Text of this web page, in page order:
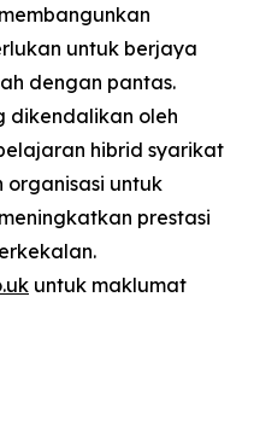
untuk berjaya
dengan pantas.
dikendalikan oleh
hibrid syarikat
organisasi untuk
prestasi
untuk maklumat